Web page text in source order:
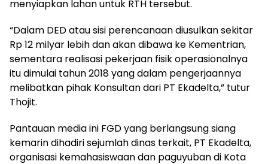
menyiapkan lahan untuk RTH tersebut.
“Dalam DED atau sisi perencanaan diusulkan sekitar
Rp 12 milyar lebih dan akan dibawa ke Kementrian,
sementara realisasi pekerjaan fisik operasionalnya
itu dimulai tahun 2018 yang dalam pengerjaannya
melibatkan pihak Konsultan dari PT Ekadelta,” tutur
Thojit.
Pantauan media ini FGD yang berlangsung siang
kemarin dihadiri sejumlah dinas terkait, PT Ekadelta,
organisasi kemahasiswaan dan paguyuban di Kota